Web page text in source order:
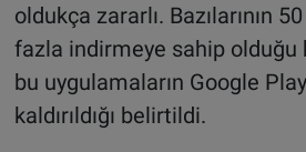
oldukça zararlı. Bazılarının
fazla indirmeye sahip olduğu
bu uygulamaların Google
kaldırıldığı belirtildi.